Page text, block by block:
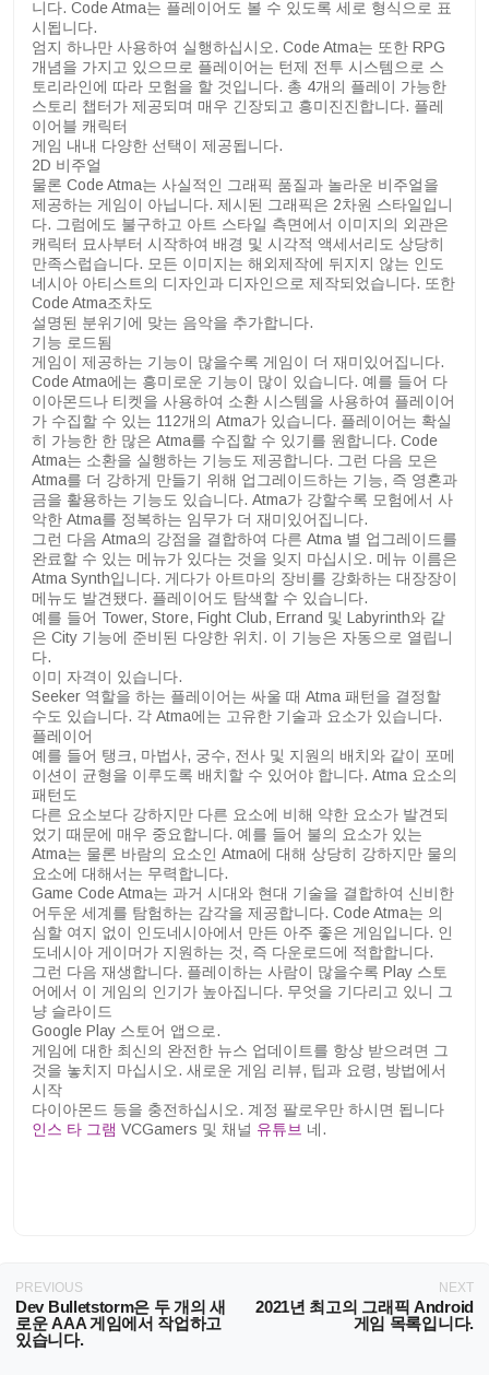
니다. Code Atma는 플레이어도 볼 수 있도록 세로 형식으로 표
시됩니다.
엄지 하나만 사용하여 실행하십시오. Code Atma는 또한 RPG
개념을 가지고 있으므로 플레이어는 턴제 전투 시스템으로 스
토리라인에 따라 모험을 할 것입니다. 총 4개의 플레이 가능한
스토리 챕터가 제공되며 매우 긴장되고 흥미진진합니다. 플레
이어블 캐릭터
게임 내내 다양한 선택이 제공됩니다.
2D 비주얼
물론 Code Atma는 사실적인 그래픽 품질과 놀라운 비주얼을
제공하는 게임이 아닙니다. 제시된 그래픽은 2차원 스타일입니
다. 그럼에도 불구하고 아트 스타일 측면에서 이미지의 외관은
캐릭터 묘사부터 시작하여 배경 및 시각적 액세서리도 상당히
만족스럽습니다. 모든 이미지는 해외제작에 뒤지지 않는 인도
네시아 아티스트의 디자인과 디자인으로 제작되었습니다. 또한
Code Atma조차도
설명된 분위기에 맞는 음악을 추가합니다.
기능 로드됨
게임이 제공하는 기능이 많을수록 게임이 더 재미있어집니다.
Code Atma에는 흥미로운 기능이 많이 있습니다. 예를 들어 다
이아몬드나 티켓을 사용하여 소환 시스템을 사용하여 플레이어
가 수집할 수 있는 112개의 Atma가 있습니다. 플레이어는 확실
히 가능한 한 많은 Atma를 수집할 수 있기를 원합니다. Code
Atma는 소환을 실행하는 기능도 제공합니다. 그런 다음 모은
Atma를 더 강하게 만들기 위해 업그레이드하는 기능, 즉 영혼과
금을 활용하는 기능도 있습니다. Atma가 강할수록 모험에서 사
악한 Atma를 정복하는 임무가 더 재미있어집니다.
그런 다음 Atma의 강점을 결합하여 다른 Atma 별 업그레이드를
완료할 수 있는 메뉴가 있다는 것을 잊지 마십시오. 메뉴 이름은
Atma Synth입니다. 게다가 아트마의 장비를 강화하는 대장장이
메뉴도 발견됐다. 플레이어도 탐색할 수 있습니다.
예를 들어 Tower, Store, Fight Club, Errand 및 Labyrinth와 같
은 City 기능에 준비된 다양한 위치. 이 기능은 자동으로 열립니
다.
이미 자격이 있습니다.
Seeker 역할을 하는 플레이어는 싸울 때 Atma 패턴을 결정할
수도 있습니다. 각 Atma에는 고유한 기술과 요소가 있습니다.
플레이어
예를 들어 탱크, 마법사, 궁수, 전사 및 지원의 배치와 같이 포메
이션이 균형을 이루도록 배치할 수 있어야 합니다. Atma 요소의
패턴도
다른 요소보다 강하지만 다른 요소에 비해 약한 요소가 발견되
었기 때문에 매우 중요합니다. 예를 들어 불의 요소가 있는
Atma는 물론 바람의 요소인 Atma에 대해 상당히 강하지만 물의
요소에 대해서는 무력합니다.
Game Code Atma는 과거 시대와 현대 기술을 결합하여 신비한
어두운 세계를 탐험하는 감각을 제공합니다. Code Atma는 의
심할 여지 없이 인도네시아에서 만든 아주 좋은 게임입니다. 인
도네시아 게이머가 지원하는 것, 즉 다운로드에 적합합니다.
그런 다음 재생합니다. 플레이하는 사람이 많을수록 Play 스토
어에서 이 게임의 인기가 높아집니다. 무엇을 기다리고 있니 그
냥 슬라이드
Google Play 스토어 앱으로.
게임에 대한 최신의 완전한 뉴스 업데이트를 항상 받으려면 그
것을 놓치지 마십시오. 새로운 게임 리뷰, 팁과 요령, 방법에서
시작
다이아몬드 등을 충전하십시오. 계정 팔로우만 하시면 됩니다
인스 타 그램 VCGamers 및 채널 유튜브 네.
PREVIOUS
Dev Bulletstorm은 두 개의 새
로운 AAA 게임에서 작업하고
있습니다.
NEXT
2021년 최고의 그래픽 Android
게임 목록입니다.